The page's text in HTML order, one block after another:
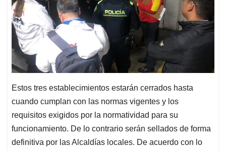
Estos tres establecimientos estarán cerrados hasta
cuando cumplan con las normas vigentes y los
requisitos exigidos por la normatividad para su
funcionamiento. De lo contrario serán sellados de forma
definitiva por las Alcaldías locales. De acuerdo con lo